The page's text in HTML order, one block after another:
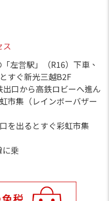
ス
左営駅」（R16）下車、
すぐ新光三越B2F
口から高鉄ロビーへ進ん
市集（レインボーバザー
を出るとすぐ彩虹市集
に乗